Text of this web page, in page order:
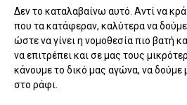
Δεν το καταλαβαίνω αυτό. Αντί να
που τα κατάφεραν, καλύτερα να
ώστε να γίνει η νομοθεσία πιο βατή
να επιτρέπει και σε μας τους
κάνουμε το δικό μας αγώνα, να δούμε
στο ράφι.